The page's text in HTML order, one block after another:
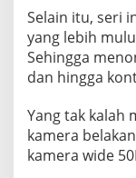
Selain itu, seri
yang lebih
Sehingga
dan hingga
Yang tak kalah
kamera
kamera wide